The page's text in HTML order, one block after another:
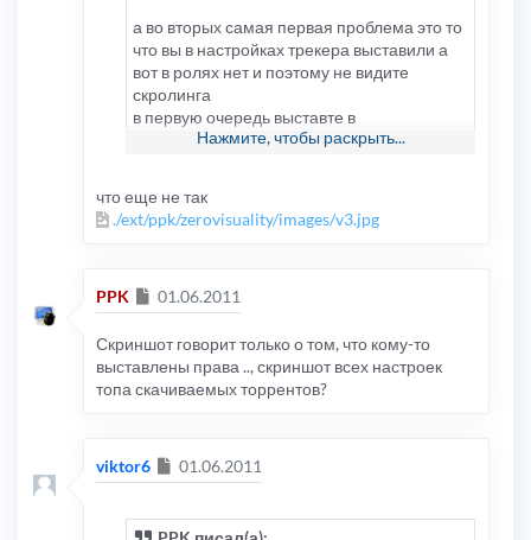
а во вторых самая первая проблема это то
что вы в настройках трекера выставили а
вот в ролях нет и поэтому не видите
скролинга
в первую очередь выставте в
пользовательских ролях
Нажмите, чтобы раскрыть...
что еще не так
./ext/ppk/zerovisuality/images/v3.jpg
PPK Сообщение
01.06.2011
Скриншот говорит только о том, что кому-то
выставлены права .., скриншот всех настроек
топа скачиваемых торрентов?
viktor6 Сообщение
01.06.2011